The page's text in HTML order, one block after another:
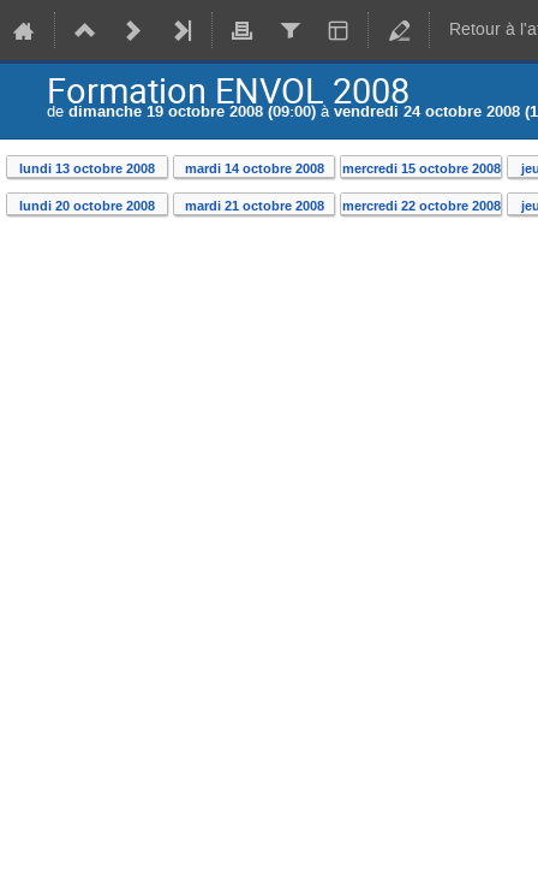
Retour à
Formation ENVOL 2008
de dimanche 19 octobre 2008 (09:00) àvendredi 24 octobre 2008
lundi 13 octobre 2008 mardi 14 octobre 2008 mercredi 15 octobre 2008
lundi 20 octobre 2008 mardi 21 octobre 2008 mercredi 22 octobre 2008